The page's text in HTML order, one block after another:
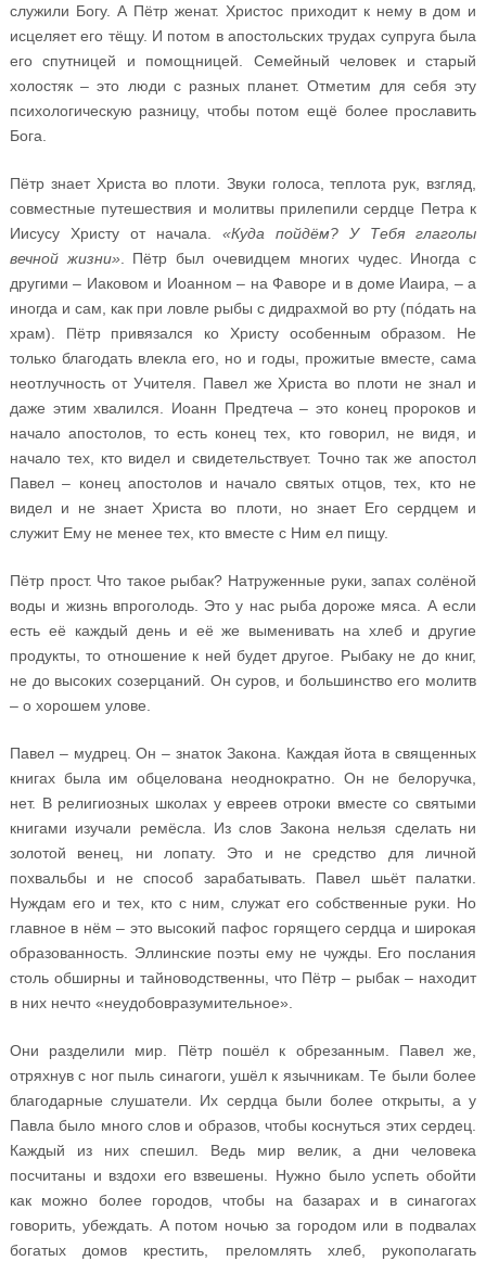
служили Богу. А Пётр женат. Христос приходит к нему в дом и
исцеляет его тёщу. И потом в апостольских трудах супруга была
его спутницей и помощницей. Семейный человек и старый
холостяк – это люди с разных планет. Отметим для себя эту
психологическую разницу, чтобы потом ещё более прославить
Бога.
Пётр знает Христа во плоти. Звуки голоса, теплота рук, взгляд,
совместные путешествия и молитвы прилепили сердце Петра к
Иисусу Христу от начала. «Куда пойдём? У Тебя глаголы
вечной жизни» . Пётр был очевидцем многих чудес. Иногда с
другими – Иаковом и Иоанном – на Фаворе и в доме Иаира, – а
иногда и сам, как при ловле рыбы с дидрахмой во рту (пóдать на
храм). Пётр привязался ко Христу особенным образом. Не
только благодать влекла его, но и годы, прожитые вместе, сама
неотлучность от Учителя. Павел же Христа во плоти не знал и
даже этим хвалился. Иоанн Предтеча – это конец пророков и
начало апостолов, то есть конец тех, кто говорил, не видя, и
начало тех, кто видел и свидетельствует. Точно так же апостол
Павел – конец апостолов и начало святых отцов, тех, кто не
видел и не знает Христа во плоти, но знает Его сердцем и
служит Ему не менее тех, кто вместе с Ним ел пищу.
Пётр прост. Что такое рыбак? Натруженные руки, запах солёной
воды и жизнь впроголодь. Это у нас рыба дороже мяса. А если
есть её каждый день и её же выменивать на хлеб и другие
продукты, то отношение к ней будет другое. Рыбаку не до книг,
не до высоких созерцаний. Он суров, и большинство его молитв
– о хорошем улове.
Павел – мудрец. Он – знаток Закона. Каждая йота в священных
книгах была им обцелована неоднократно. Он не белоручка,
нет. В религиозных школах у евреев отроки вместе со святыми
книгами изучали ремёсла. Из слов Закона нельзя сделать ни
золотой венец, ни лопату. Это и не средство для личной
похвальбы и не способ зарабатывать. Павел шьёт палатки.
Нуждам его и тех, кто с ним, служат его собственные руки. Но
главное в нём – это высокий пафос горящего сердца и широкая
образованность. Эллинские поэты ему не чужды. Его послания
столь обширны и тайноводственны, что Пётр – рыбак – находит
в них нечто «неудобовразумительное».
Они разделили мир. Пётр пошёл к обрезанным. Павел же,
отряхнув с ног пыль синагоги, ушёл к язычникам. Те были более
благодарные слушатели. Их сердца были более открыты, а у
Павла было много слов и образов, чтобы коснуться этих сердец.
Каждый из них спешил. Ведь мир велик, а дни человека
посчитаны и вздохи его взвешены. Нужно было успеть обойти
как можно более городов, чтобы на базарах и в синагогах
говорить, убеждать. А потом ночью за городом или в подвалах
богатых домов крестить, преломлять хлеб, рукополагать